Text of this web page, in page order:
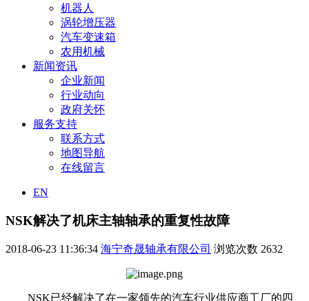
机器人
涡轮增压器
汽车变速箱
农用机械
新闻资讯
企业新闻
行业动向
政府关怀
服务支持
联系方式
地图导航
在线留言
EN
NSK解决了机床主轴轴承的重复性故障
2018-06-23 11:36:34 海宁奇晟轴承有限公司 浏览次数 2632
NSK已经解决了在一家领先的汽车行业供应商工厂的四